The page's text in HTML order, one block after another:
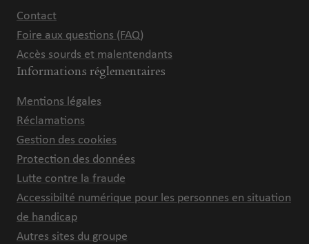
Contact
Foire aux questions (FAQ)
Accès sourds et malentendants
Informations réglementaires
Mentions légales
Réclamations
Gestion des cookies
Protection des données
Lutte contre la fraude
Accessibilté numérique pour les personnes en situation
de handicap
Autres sites du groupe